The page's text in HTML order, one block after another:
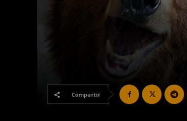
Compartir